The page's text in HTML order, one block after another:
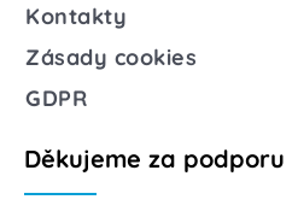
Kontakty
Zásady cookies
GDPR
Děkujeme za podporu